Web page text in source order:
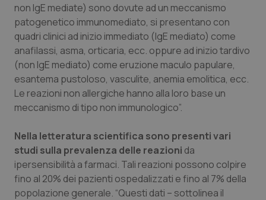
Provincia Autonoma di Trento
Puglia
Sardegna
Toscana
Umbria
Ipertensione & Scompenso
Malattie rare
Malattia di Crohn & Rettocolite Ulcerosa
Obesità
Oftalmologia
non IgE mediate) sono dovute ad un meccanismo
patogenetico immunomediato, si presentano con
quadri clinici ad inizio immediato (IgE mediato) come
anafilassi, asma, orticaria, ecc. oppure ad inizio tardivo
(non IgE mediato) come eruzione maculo papulare,
esantema pustoloso, vasculite, anemia emolitica, ecc.
Le reazioni non allergiche hanno alla loro base un
meccanismo di tipo non immunologico”.
Nella letteratura scientifica sono presenti vari
studi sulla prevalenza delle reazioni da
ipersensibilità a farmaci. Tali reazioni possono colpire
fino al 20% dei pazienti ospedalizzati e fino al 7% della
popolazione generale. “Questi dati – sottolinea il